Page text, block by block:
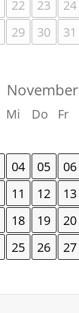
22 23 24
29 30 31
November
Mi Do Fr
04 05 06
11 12 13
18 19 20
25 26 27